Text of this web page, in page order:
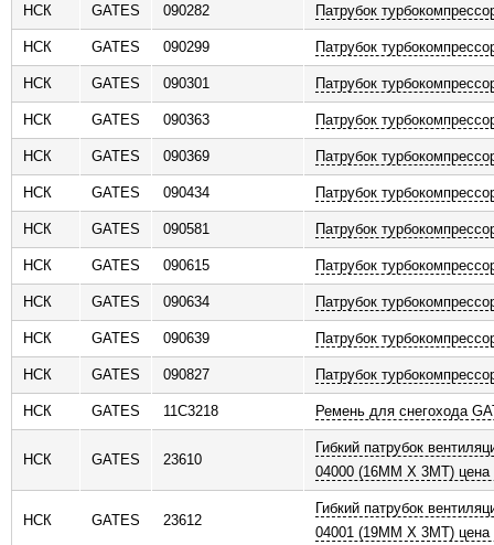
НСК GATES 090282 Патрубок
НСК GATES 090299 Патрубок
НСК GATES 090301 Патрубок
НСК GATES 090363 Патрубок
НСК GATES 090369 Патрубок
НСК GATES 090434 Патрубок
НСК GATES 090581 Патрубок
НСК GATES 090615 Патрубок
НСК GATES 090634 Патрубок
НСК GATES 090639 Патрубок
НСК GATES 090827 Патрубок
НСК GATES 11C3218 Ремень для снегохода
НСК GATES 23610
Гибкий патрубок
04000 (16MM X 3MT) цена
НСК GATES 23612
Гибкий патрубок
04001 (19MM X 3MT) цена